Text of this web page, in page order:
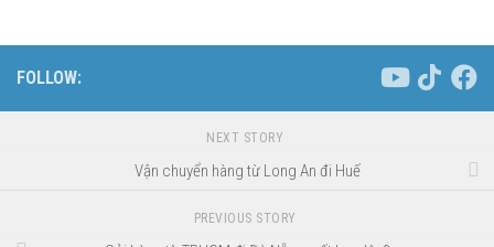
FOLLOW:
NEXT STORY
Vận chuyển hàng từ Long An đi Huế
PREVIOUS STORY